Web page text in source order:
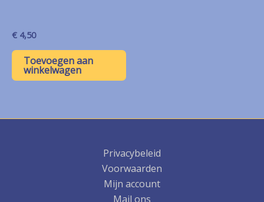
€ 4,50
Toevoegen aan
winkelwagen
Privacybeleid
Voorwaarden
Mijn account
Mail ons